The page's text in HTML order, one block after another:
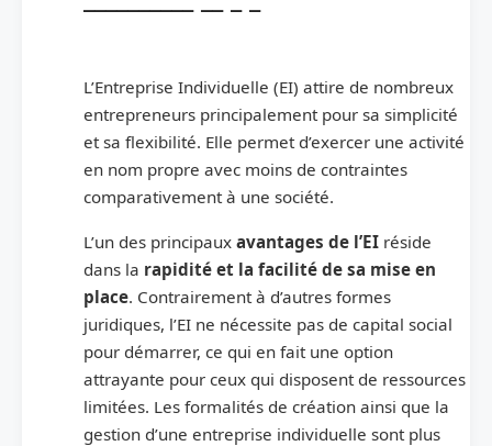
L’Entreprise Individuelle (EI) attire de nombreux
entrepreneurs principalement pour sa simplicité
et sa flexibilité. Elle permet d’exercer une activité
en nom propre avec moins de contraintes
comparativement à une société.
L’un des principaux avantages de l’EI réside
dans la rapidité et la facilité de sa mise en
place. Contrairement à d’autres formes
juridiques, l’EI ne nécessite pas de capital social
pour démarrer, ce qui en fait une option
attrayante pour ceux qui disposent de ressources
limitées. Les formalités de création ainsi que la
gestion d’une entreprise individuelle sont plus